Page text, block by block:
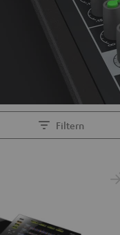
Filtern